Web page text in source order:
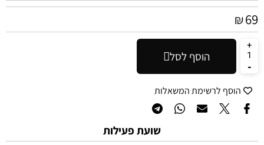
₪69
הוסף לסל
הוסף לרשימת המשאלות
שועת פעילות